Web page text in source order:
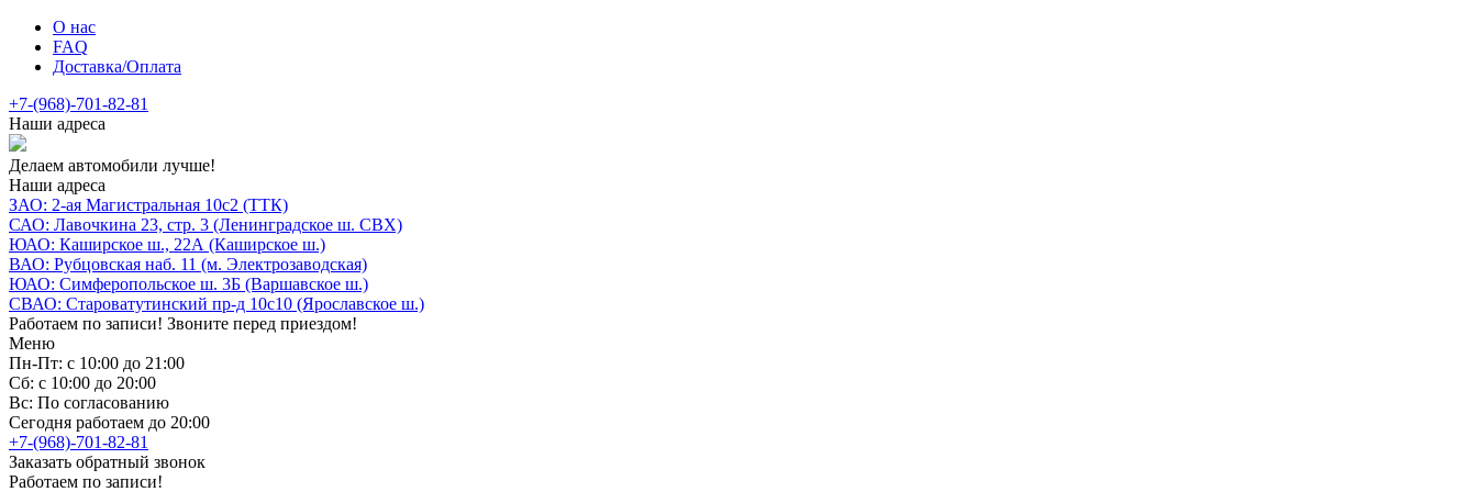
О нас
FAQ
Доставка/Оплата
+7-(968)-701-82-81
Наши адреса
Делаем автомобили лучше!
Наши адреса
ЗАО: 2-ая Магистральная 10с2 (ТТК)
САО: Лавочкина 23, стр. 3 (Ленинградское ш. СВХ)
ЮАО: Каширское ш., 22А (Каширское ш.)
ВАО: Рубцовская наб. 11 (м. Электрозаводская)
ЮАО: Симферопольское ш. 3Б (Варшавское ш.)
СВАО: Староватутинский пр-д 10с10 (Ярославское ш.)
Работаем по записи! Звоните перед приездом!
Меню
Пн-Пт: с 10:00 до 21:00
Сб: с 10:00 до 20:00
Вс: По согласованию
Сегодня работаем до 20:00
+7-(968)-701-82-81
Заказать обратный звонок
Работаем по записи!